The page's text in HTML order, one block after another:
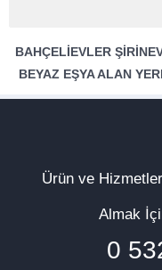
BAHÇELIEVLER
BEYAZ EŞYA ALAN
Ürün ve
Almak
0